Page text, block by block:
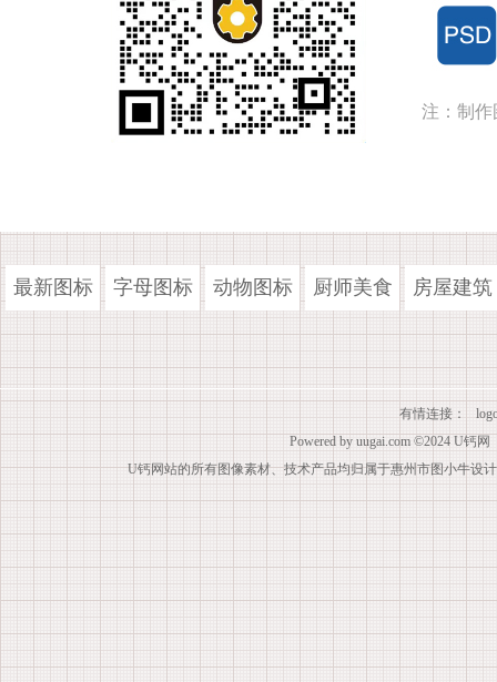
注：制作
最新图标 字母图标 动物图标 厨师美食 房屋建筑
有情连接：
Powered by uugai.com ©2024 U钙网
U钙网站的所有图像素材、技术产品均归属于惠州市图小牛设